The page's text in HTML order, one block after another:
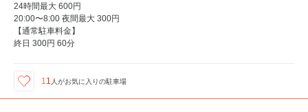
24時間最大 600円
20:00〜8:00 夜間最大 300円
【通常駐車料金】
終日 300円 60分
11 人がお気に入りの駐車場